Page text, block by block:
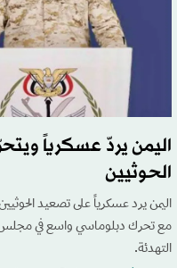
اليمن يردّ عسكرياً
الحوثيين
اليمن يرد عسكرياً على تصعيد
مع تحرك دبلوماسي واسع في مجلس
التهدئة.